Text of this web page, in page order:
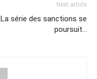
Next article
La série des sanctions se
poursuit…